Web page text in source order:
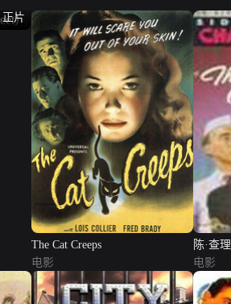
正片
The Cat Creeps
电影
陈·查
电影